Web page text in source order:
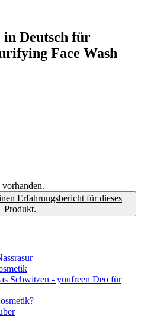
Deutsch für
Face Wash
Erfahrungsbericht für dieses
Produkt.
Schwitzen - youfreen Deo für